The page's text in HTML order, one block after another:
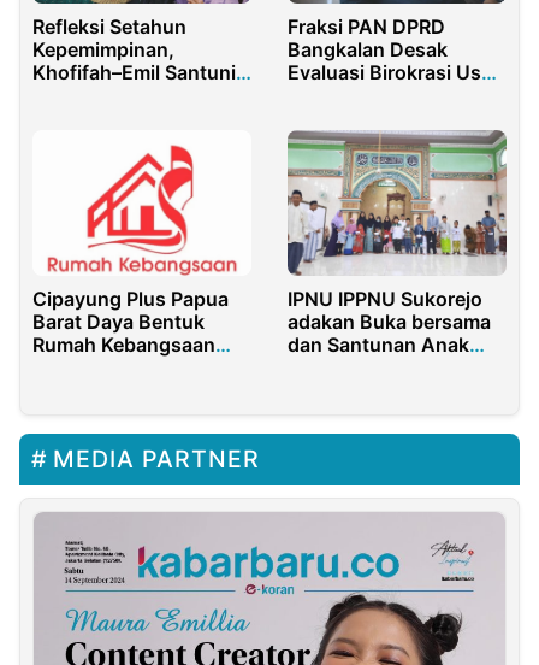
Refleksi Setahun
Kepemimpinan,
Khofifah–Emil Santuni
Fraksi PAN DPRD
Bangkalan Desak
Evaluasi Birokrasi Usai
Cipayung Plus Papua
Barat Daya Bentuk
Rumah Kebangsaan
IPNU IPPNU Sukorejo
adakan Buka bersama
dan Santunan Anak
MEDIA PARTNER